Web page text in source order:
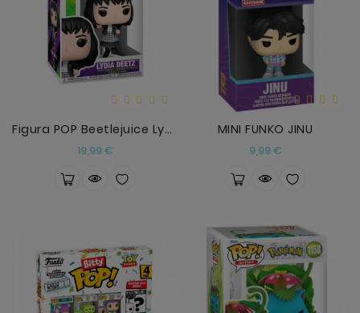
Figura POP Beetlejuice Lydia Deetz
19,99 €Precio
MINI FUNKO JINU
9,99 €Precio